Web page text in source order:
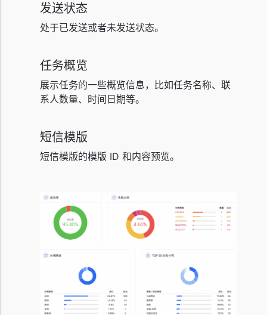
发送状态
处于已发送或者未发送状态。
任务概览
展示任务的一些概览信息，比如任务名称、联
系人数量、时间日期等。
短信模版
短信模版的模版 ID 和内容预览。